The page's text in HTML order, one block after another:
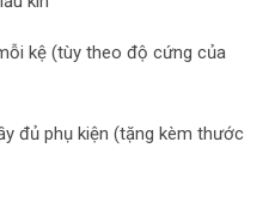
kệ (tùy theo độ cứng của
đủ phụ kiện (tặng kèm thước